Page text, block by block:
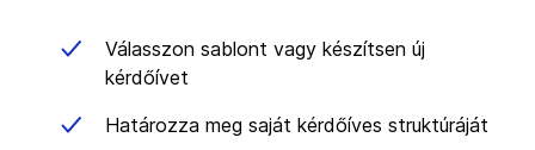
Válasszon sablont vagy készítsen új
kérdőívet
Határozza meg saját kérdőíves struktúráját